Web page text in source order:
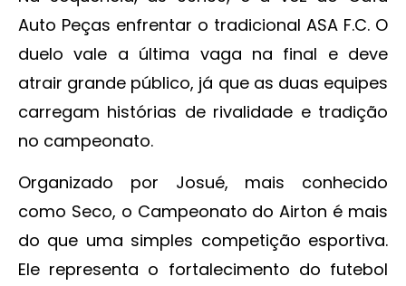
Auto Peças enfrentar o tradicional ASA F.C. O
duelo vale a última vaga na final e deve
atrair grande público, já que as duas equipes
carregam histórias de rivalidade e tradição
no campeonato.
Organizado por Josué, mais conhecido
como Seco, o Campeonato do Airton é mais
do que uma simples competição esportiva.
Ele representa o fortalecimento do futebol